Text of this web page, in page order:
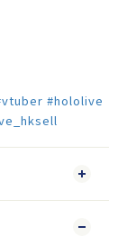
#hololive